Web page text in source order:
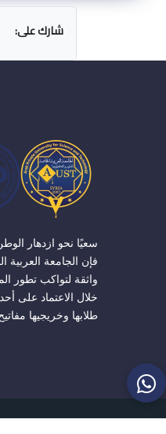
شارك على:
سعيًا نحو ازدهار
فإن الجامعة العربية
واثقة لتواكب تطور
خلال الاعتماد على
طلابها وخريجيها